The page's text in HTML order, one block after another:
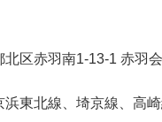
北区赤羽南1-13-1 赤羽
東北線、埼京線、高崎